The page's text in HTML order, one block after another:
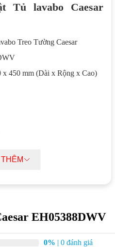
Tủ lavabo Caesar
Treo Tường Caesar
x 450 mm (Dài x Rộng x Cao)
lavabo Caesar
cấu tủ chia khoang thông minh
khăn, sữa tắm, đồ vệ sinh cá
tắm luôn gọn gàng và dễ tìm
EH05388DWV
0% | 0 đánh giá